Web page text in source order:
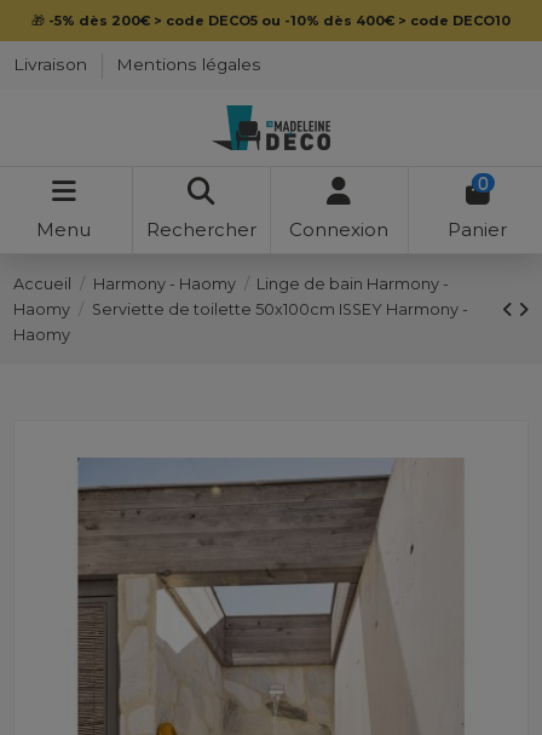
🎁 -5% dès 200€ > code DECO5 ou -10% dès 400€ > code DECO10
Livraison Mentions légales
Menu Rechercher Connexion
0
Panier
Accueil Harmony - Haomy
Linge de bain Harmony -
Haomy
Serviette de toilette 50x100cm ISSEY Harmony -
Haomy